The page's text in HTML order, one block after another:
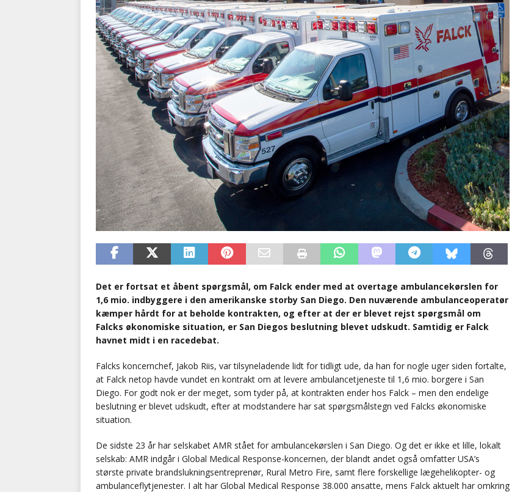
tilbudsfristen
PRÆHOSPITAL
Det er fortsat et åbent spørgsmål, om Falck ender med at overtage ambulancekørslen for
1,6 mio. indbyggere i den amerikanske storby San Diego. Den nuværende ambulanceoperatør
kæmper hårdt for at beholde kontrakten, og efter at der er blevet rejst spørgsmål om
Falcks økonomiske situation, er San Diegos beslutning blevet udskudt. Samtidig er Falck
havnet midt i en racedebat.
Falcks koncernchef, Jakob Riis, var tilsyneladende lidt for tidligt ude, da han for nogle uger siden fortalte,
at Falck netop havde vundet en kontrakt om at levere ambulancetjeneste til 1,6 mio. borgere i San
Diego. For godt nok er der meget, som tyder på, at kontrakten ender hos Falck – men den endelige
beslutning er blevet udskudt, efter at modstandere har sat spørgsmålstegn ved Falcks økonomiske
situation.
De sidste 23 år har selskabet AMR stået for ambulancekørslen i San Diego. Og det er ikke et lille, lokalt
selskab: AMR indgår i Global Medical Response-koncernen, der blandt andet også omfatter USA’s
største private brandslukningsentreprenør, Rural Metro Fire, samt flere forskellige lægehelikopter- og
ambulanceflytjenester. I alt har Global Medical Response 38.000 ansatte, mens Falck aktuelt har omkring